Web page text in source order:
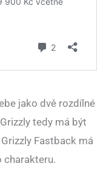
jako dvě rozdílné
tedy má být
Fastback má
charakteru.